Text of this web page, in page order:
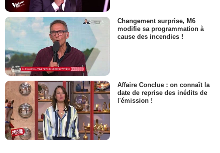
Changement surprise, M6
modifie sa programmation à
cause des incendies !
Affaire Conclue : on connaît la
date de reprise des inédits de
l'émission !